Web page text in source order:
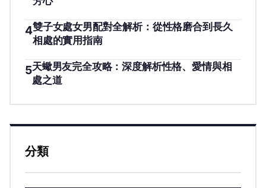
4雙子女處女男配對全解析：從性格磨合到長久
相處的實用指南
5天蠍男友完全攻略：深度解析性格、愛情與相
處之道
分類